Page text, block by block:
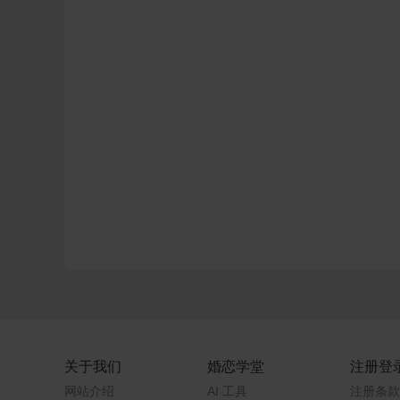
关于我们
网站介绍
婚恋学堂
AI 工具
注册登
注册条款